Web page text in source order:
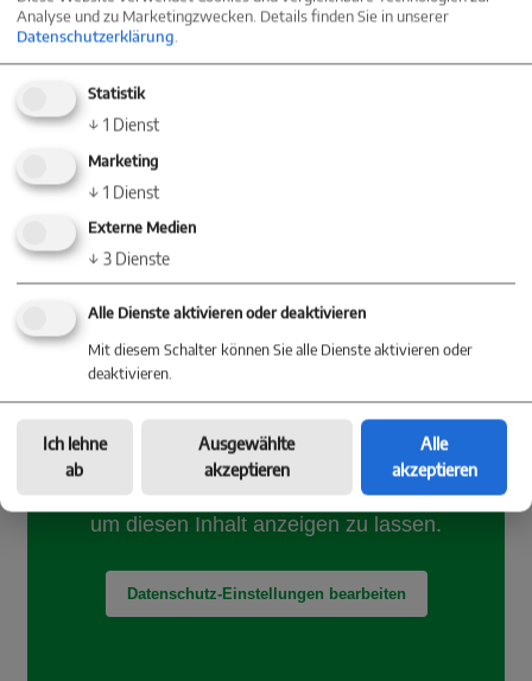
Schwenningen eine bevorzugte Wahl für
Unternehmen, die in Baden-Württemberg Fuß
fassen möchten. Diese Lage bietet die ideale
Basis für Ihren Geschäftserfolg in den Bereichen
Industrie und Logistik.
Analyse und zu Marketingzwecken. Details finden Sie in unserer
Datenschutzerklärung.
Statistik
↓ 1 Dienst
Marketing
↓ 1 Dienst
Externe Medien
↓ 3 Dienste
Alle Dienste aktivieren oder deaktivieren
Mit diesem Schalter können Sie alle Dienste aktivieren oder
deaktivieren.
Ich lehne
ab
Ausgewählte
akzeptieren
Alle
akzeptieren